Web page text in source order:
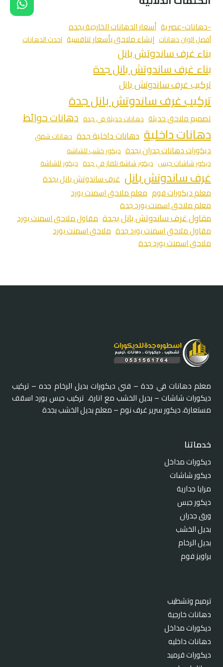
-دهانات-عصرية أسعار الدهانات الخارجية بجده
أفضل الوان دهانات إنشاء ملاحق بأسعار تنافسية احدث الدهانات
بناء غرف ساندوتش بانل
بناء غرف ساندوتش بانل جدة
تركيب غرف ساندوتش بانل
تركيب غرف ساندوتش بانل جدة
تصميم ملاحق حديثة دهانات حديثة في جدة دهانات حوائط
دهانات داخلية دهانات داخلية جدة دهانات شقق
ديكورات دهانات جدران بجدة ديكور خشب للشاشه
ديكور شاشات جبس ديكور شاشة تلفاز في جدة ديكور للشاشة
غرف ساندوتش بانل غرف ساندوتش بانل بجدة
معلم ديكورات فوم معلم ملاحق اسمنت بورد
معلم ملاحق اسمنت بورد جدة
مقاول غرف ساندوتش بانل بجدة مقاول ملاحق اسمنت بورد
مقاول ملاحق اسمنت بورد جدة ملاحق اسمنت بورد
ملاحق اسمنت بورد جدة
معلم دهانات في جدة – فني ديكورات بديل الرخام جده – تركيب
ديكورات شاشات – بديل الخشب مع انارة، تركيب جبس بورد اسقف
مستعارة، ديكور سرير غرف نوم – معلم بديل الخشب بجدة
خدماتنا
ديكورات مداخل
ديكور شاشات
مرايا جدارية
ديكور جبس
ورق جدران
بديل الخشب
بديل الرخام
براويز فوم
ترميم وتشطيب
دهانات خارجية
ديكورات مداخل
دهانات داخليه
ديكورات قرميد